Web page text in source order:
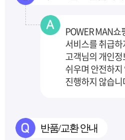
POWER MAN쇼
서비스를 취급
고객님의 개인
쉬우며 안전하
진행하지 않습니
반품/교환 안내